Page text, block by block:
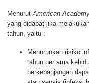
MenurutAmerican
yang didapat jika
tahun, yaitu :
Menurunkan risiko
tahun pertama
berkepanjangan